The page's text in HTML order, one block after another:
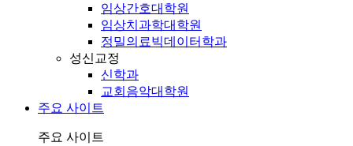
임상간호대학원
임상치과학대학원
정밀의료빅데이터학과
성신교정
신학과
교회음악대학원
주요 사이트
주요 사이트